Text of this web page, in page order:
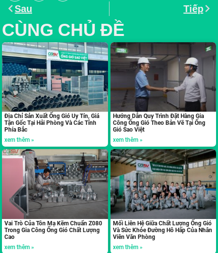
Sau Tiếp
CÙNG CHỦ ĐỀ
Địa Chỉ Sản Xuất Ống Gió Uy Tín, Giá
Tận Gốc Tại Hải Phòng Và Các Tỉnh
Phía Bắc
xem thêm »
Hướng Dẫn Quy Trình Đặt Hàng Gia
Công Ống Gió Theo Bản Vẽ Tại Ống
Gió Sao Việt
xem thêm »
Vai Trò Của Tôn Mạ Kẽm Chuẩn Z080
Trong Gia Công Ống Gió Chất Lượng
Cao
xem thêm »
Mối Liên Hệ Giữa Chất Lượng Ống Gió
Và Sức Khỏe Đường Hô Hấp Của Nhân
Viên Văn Phòng
xem thêm »